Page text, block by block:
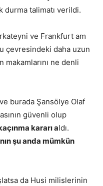
durma talimatı verildi.
ve Frankfurt am
çevresindeki daha uzun
ne denli
burada Şansölye Olaf
güvenli olup
kararı aldı.
şu anda mümkün
da Husi milislerinin